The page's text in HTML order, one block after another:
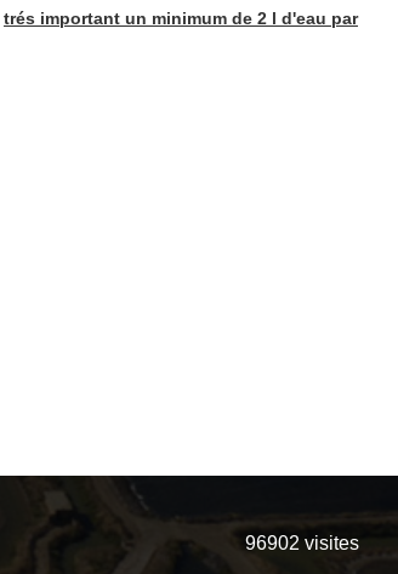
trés important un minimum de 2 l d'eau par
96902 visites